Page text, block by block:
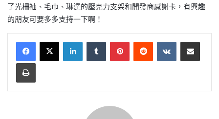
了光柵袖、毛巾、琳達的壓克力支架和開發商感謝卡，有興趣
的朋友可要多多支持一下啊！
LinkedInTumblr PinterestReddit VKontakteShare via Email
Print